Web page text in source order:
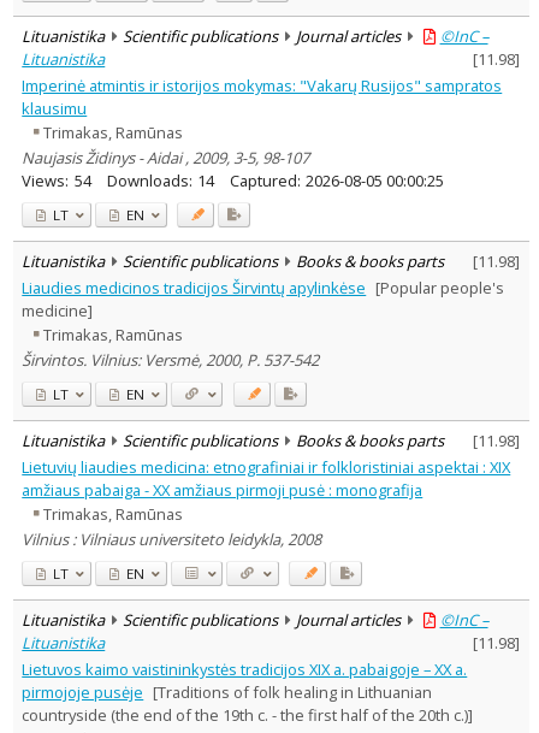
Lituanistika Scientific publications Journal articles
©InC –
Lituanistika
[11.98]
Imperinė atmintis ir istorijos mokymas: "Vakarų Rusijos" sampratos
klausimu
Trimakas, Ramūnas
Naujasis Židinys - Aidai , 2009, 3-5, 98-107
Views: 54 Downloads: 14 Captured: 2026-08-05 00:00:25
LT EN
Lituanistika Scientific publications Books & books parts [11.98]
Liaudies medicinos tradicijos Širvintų apylinkėse [Popular people's
medicine]
Trimakas, Ramūnas
Širvintos. Vilnius: Versmė, 2000, P. 537-542
LT EN
Lituanistika Scientific publications Books & books parts [11.98]
Lietuvių liaudies medicina: etnografiniai ir folkloristiniai aspektai : XIX
amžiaus pabaiga - XX amžiaus pirmoji pusė : monografija
Trimakas, Ramūnas
Vilnius : Vilniaus universiteto leidykla, 2008
LT EN
Lituanistika Scientific publications Journal articles
©InC –
Lituanistika
[11.98]
Lietuvos kaimo vaistininkystės tradicijos XIX a. pabaigoje – XX a.
pirmojoje pusėje [Traditions of folk healing in Lithuanian
countryside (the end of the 19th c. - the first half of the 20th c.)]